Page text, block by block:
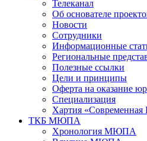
Телеканал
Об основателе
Новости
Сотрудники
Информационные
Региональные
Полезные ссылки
Цели и принципы
Оферта на оказание
Специализация
Хартия «Современная
ТКБ МЮПА
Хронология МЮПА